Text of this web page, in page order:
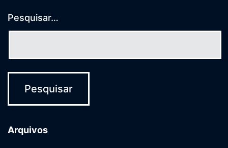
Pesquisar…
Arquivos